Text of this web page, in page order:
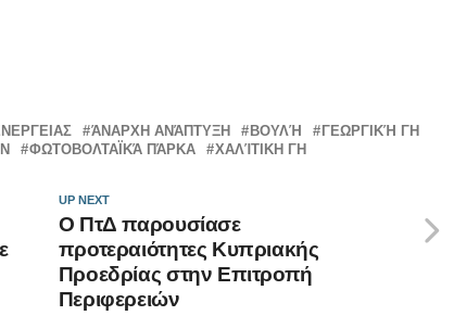
ΆΝΑΡΧΗ ΑΝΆΠΤΥΞΗ ΒΟΥΛΉ
ΓΕΩΡΓΙΚΉ ΓΗ
ΦΩΤΟΒΟΛΤΑΪΚΆ ΠΆΡΚΑ ΧΑΛΊΤΙΚΗ ΓΗ
UP NEXT
Ο ΠτΔ παρουσίασε
προτεραιότητες Κυπριακής
Προεδρίας στην Επιτροπή
Περιφερειών